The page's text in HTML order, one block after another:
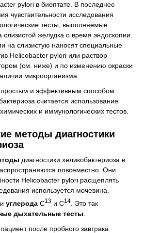
pylori в биоптате. В последнее
чувствительности исследования
тесты, выполняемые
слизистой желудка о время эндоскопии.
на слизистую наносят специальные
Helicobacter pylori или раствор
(см. ниже) и по изменению окраски
микроорганизма.
простым и эффективным способом
считается использование
и иммунологических тестов.
методы диагностики
диагностики хеликобактериоза в
повсеместно. Они
Helicobacter pylori расщеплять
используется мочевина,
углерода C13 и C14
. Это так
дыхательные тесты
после пробного завтрака